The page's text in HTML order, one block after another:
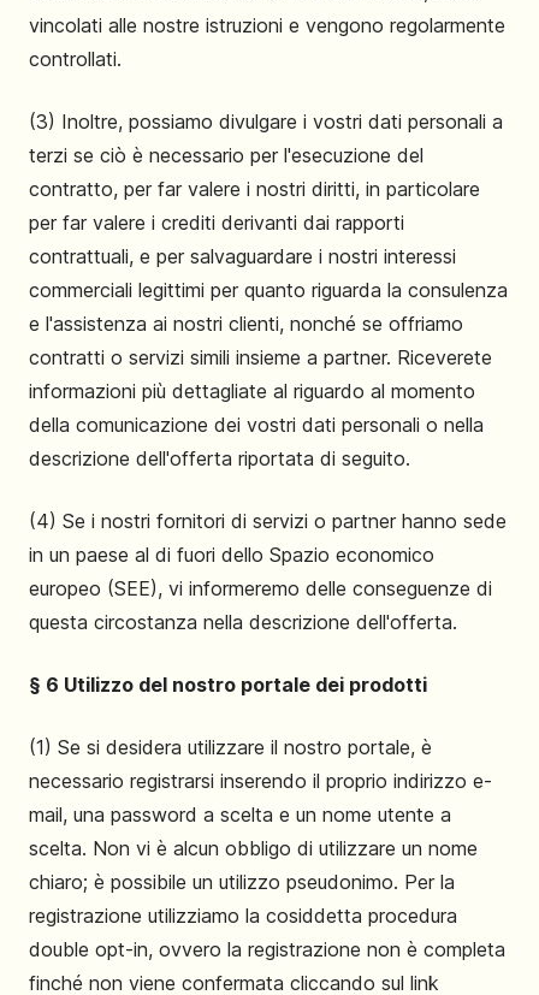
vincolati alle nostre istruzioni e vengono regolarmente
controllati.
(3) Inoltre, possiamo divulgare i vostri dati personali a
terzi se ciò è necessario per l'esecuzione del
contratto, per far valere i nostri diritti, in particolare
per far valere i crediti derivanti dai rapporti
contrattuali, e per salvaguardare i nostri interessi
commerciali legittimi per quanto riguarda la consulenza
e l'assistenza ai nostri clienti, nonché se offriamo
contratti o servizi simili insieme a partner. Riceverete
informazioni più dettagliate al riguardo al momento
della comunicazione dei vostri dati personali o nella
descrizione dell'offerta riportata di seguito.
(4) Se i nostri fornitori di servizi o partner hanno sede
in un paese al di fuori dello Spazio economico
europeo (SEE), vi informeremo delle conseguenze di
questa circostanza nella descrizione dell'offerta.
§ 6 Utilizzo del nostro portale dei prodotti
(1) Se si desidera utilizzare il nostro portale, è
necessario registrarsi inserendo il proprio indirizzo e-
mail, una password a scelta e un nome utente a
scelta. Non vi è alcun obbligo di utilizzare un nome
chiaro; è possibile un utilizzo pseudonimo. Per la
registrazione utilizziamo la cosiddetta procedura
double opt-in, ovvero la registrazione non è completa
finché non viene confermata cliccando sul link